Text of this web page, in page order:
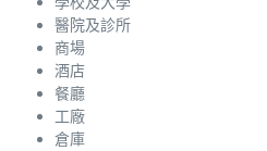
醫院及診所
商場
酒店
餐廳
工廠
倉庫